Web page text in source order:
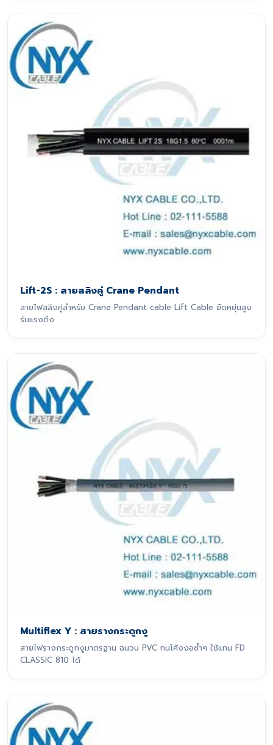
Lift-2S : สายสลิงคู่ Crane Pendant
สายไฟสลิงคู่สำหรับ Crane Pendant cable Lift Cable ยืดหยุ่นสูง
รับแรงดึง
Multiflex Y : สายรางกระดูกงู
สายไฟรางกระดูกงูมาตรฐาน ฉนวน PVC ทนโค้งงอซ้ำๆ ใช้แทน FD
CLASSIC 810 ได้